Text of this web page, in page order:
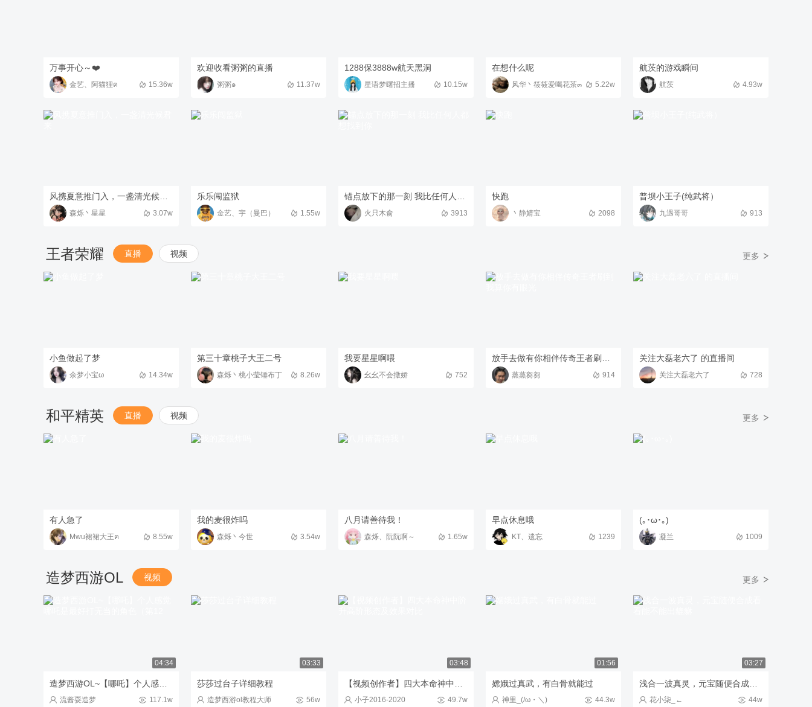
万事开心～❤️
15.36w
金艺、阿猫狸ฅ
欢迎收看粥粥的直播
11.37w
粥粥๑
1288保3888w航天黑洞
10.15w
星语梦曙招主播
在想什么呢
5.22w
风华丶筱筱爱喝花茶๓
航茨的游戏瞬间
4.93w
航茨
3.07w
森烁丶星星
乐乐闯监狱
1.55w
金艺、宇（曼巴） 3913
火只木俞
快跑
2098
丶静婧宝
普坝小王子(纯武将）
913
九遇哥哥
王者荣耀 直播 视频 更多
小鱼做起了梦
14.34w
余梦小宝ω
第三十章桃子大王二号
8.26w
森烁丶桃小莹锤布丁
我要星星啊喂
752
幺幺不会撒娇 914
蒸蒸芻芻
关注大磊老六了 的直播间
728
关注大磊老六了
和平精英 直播 视频 更多
有人急了
8.55w
Mwu裙裙大王ฅ
我的麦很炸吗
3.54w
森烁丶今世
八月请善待我！
1.65w
森烁、阮阮啊～
早点休息哦
1239
KT、遗忘
(｡･ω･｡)
1009
凝兰
造梦西游OL 视频 更多
04:34
117.1w
流酱耍造梦
03:33
莎莎过台子详细教程
56w
造梦西游ol教程大师
03:48
49.7w
小子2016-2020
01:56
嫦娥过真武，有白骨就能过
44.3w
神里_(/ω・＼)
03:27
44w
花小柒_←